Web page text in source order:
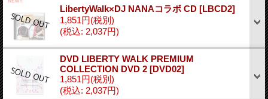
LibertyWalk×DJ NANAコラボ CD [LBCD2]
1,851円(税別)
(税込: 2,037円)
DVD LIBERTY WALK PREMIUM
COLLECTION DVD 2 [DVD02]
1,851円(税別)
(税込: 2,037円)